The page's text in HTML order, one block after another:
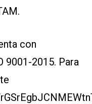
con
9001-2015. Para